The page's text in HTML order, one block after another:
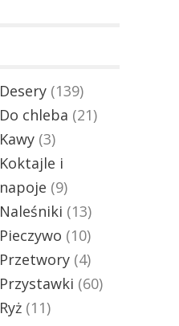
Desery (139)
Do chleba (21)
Kawy (3)
Koktajle i
napoje (9)
Naleśniki (13)
Pieczywo (10)
Przetwory (4)
Przystawki (60)
Ryż (11)